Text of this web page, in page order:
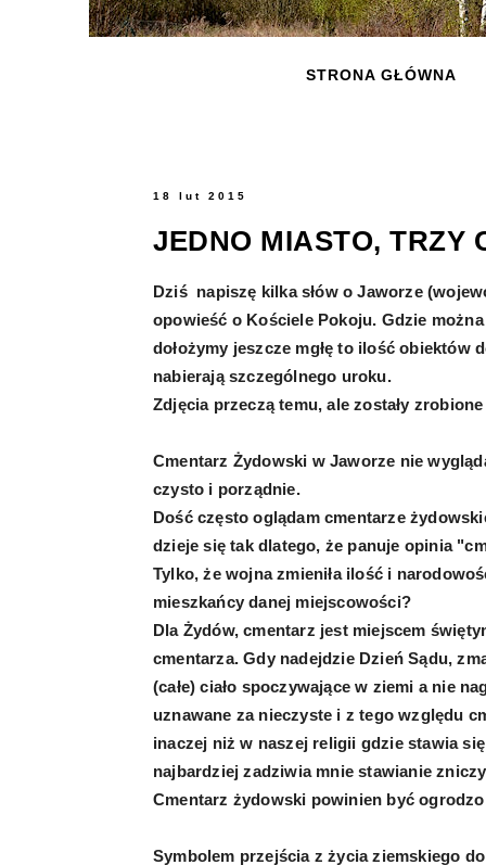
STRONA GŁÓWNA
18 lut 2015
JEDNO MIASTO, TRZY
Dziś napiszę kilka słów o Jaworze
opowieść o Kościele Pokoju. Gdzie
dołożymy jeszcze mgłę to ilość obiektów
nabierają szczególnego uroku.
Zdjęcia przeczą temu, ale zostały
Cmentarz Żydowski w Jaworze nie
czysto i porządnie.
Dość często oglądam cmentarze
dzieje się tak dlatego, że panuje opinia
Tylko, że wojna zmieniła ilość i
mieszkańcy danej miejscowości?
Dla Żydów, cmentarz jest miejscem
cmentarza. Gdy nadejdzie Dzień Sądu,
(całe) ciało spoczywające w ziemi a nie
uznawane za nieczyste i z tego względu
inaczej niż w naszej religii gdzie stawia
najbardziej zadziwia mnie stawianie
Cmentarz żydowski powinien być
Symbolem przejścia z życia ziemskiego